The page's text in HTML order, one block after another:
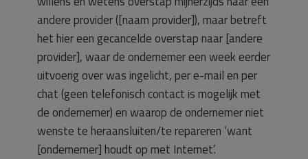
andere provider ([naam provider]), maar betreft
het hier een gecancelde overstap naar [andere
provider], waar de ondernemer een week eerder
uitvoerig over was ingelicht, per e-mail en per
chat (geen telefonisch contact is mogelijk met
de ondernemer) en waarop de ondernemer niet
wenste te heraansluiten/te repareren ‘want
[ondernemer] houdt op met Internet’.